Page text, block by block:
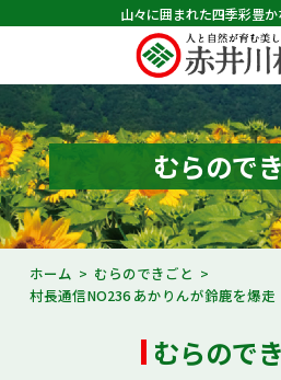
山々に囲まれた四季彩豊
ホーム
むらのできごと
むらのプロフィール
くらしの情報
村長室
むらので
ホーム
むらのできごと
村長通信NO236 あかりんが鈴鹿を爆走
むらので